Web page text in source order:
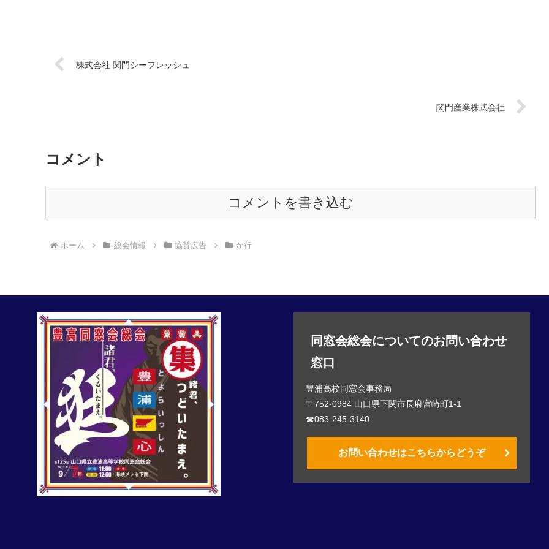
株式会社 関門シーフレッシュ
関門産業株式会社
コメント
コメントを書き込む
ホーム 総会情報 協賛広告 か行
同窓会総会についてのお問い合わせ
窓口
豊浦高校同窓会事務局
〒752-0984 山口県下関市長府宮崎町1-1
☎083-245-3140
お問い合わせはこちらからどうぞ